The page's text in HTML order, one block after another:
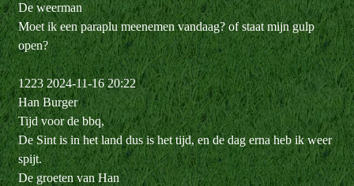
De weerman
Moet ik een paraplu meenemen vandaag? of staat mijn gulp
open?
1223 2024-11-16 20:22
Han Burger
Tijd voor de bbq,
De Sint is in het land dus is het tijd, en de dag erna heb ik weer
spijt.
De groeten van Han